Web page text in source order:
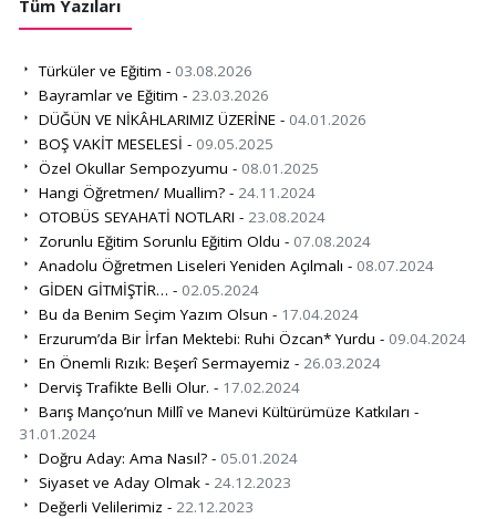
Tüm Yazıları
Türküler ve Eğitim - 03.08.2026
Bayramlar ve Eğitim - 23.03.2026
DÜĞÜN VE NİKÂHLARIMIZ ÜZERİNE - 04.01.2026
BOŞ VAKİT MESELESİ - 09.05.2025
Özel Okullar Sempozyumu - 08.01.2025
Hangi Öğretmen/ Muallim? - 24.11.2024
OTOBÜS SEYAHATİ NOTLARI - 23.08.2024
Zorunlu Eğitim Sorunlu Eğitim Oldu - 07.08.2024
Anadolu Öğretmen Liseleri Yeniden Açılmalı - 08.07.2024
GİDEN GİTMİŞTİR… - 02.05.2024
Bu da Benim Seçim Yazım Olsun - 17.04.2024
Erzurum’da Bir İrfan Mektebi: Ruhi Özcan* Yurdu - 09.04.2024
En Önemli Rızık: Beşerî Sermayemiz - 26.03.2024
Derviş Trafikte Belli Olur. - 17.02.2024
Barış Manço’nun Millî ve Manevi Kültürümüze Katkıları -
31.01.2024
Doğru Aday: Ama Nasıl? - 05.01.2024
Siyaset ve Aday Olmak - 24.12.2023
Değerli Velilerimiz - 22.12.2023